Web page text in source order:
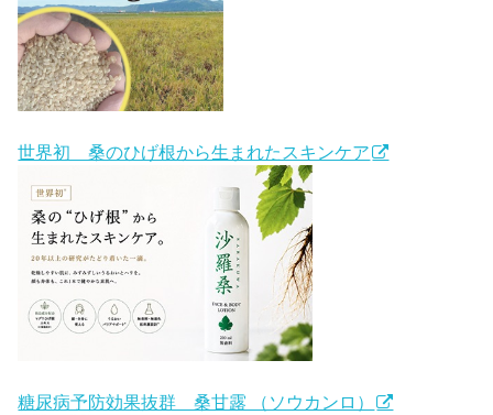
世界初 桑のひげ根から生まれたスキンケア
糖尿病予防効果抜群 桑甘露 （ソウカンロ）